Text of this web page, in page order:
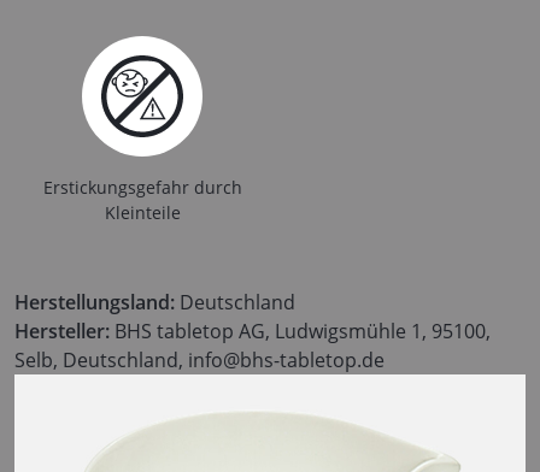
Erstickungsgefahr durch
Kleinteile
Herstellungsland: Deutschland
Hersteller: BHS tabletop AG, Ludwigsmühle 1, 95100,
Selb, Deutschland, info@bhs-tabletop.de